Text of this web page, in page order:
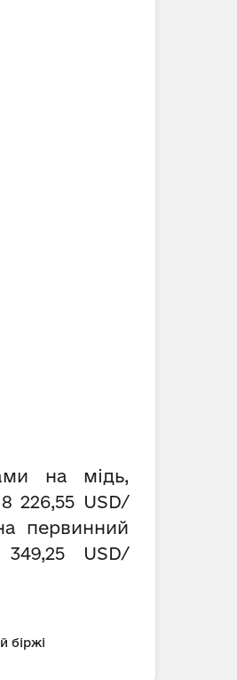
на мідь,
226,55 USD/
первинний
USD/
біржі